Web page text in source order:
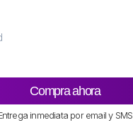
Compra ahora
inmediata por email y SMS